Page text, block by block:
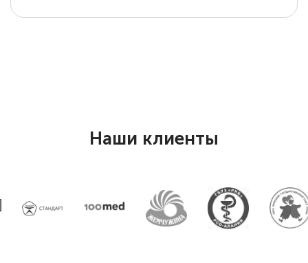
Наши клиенты